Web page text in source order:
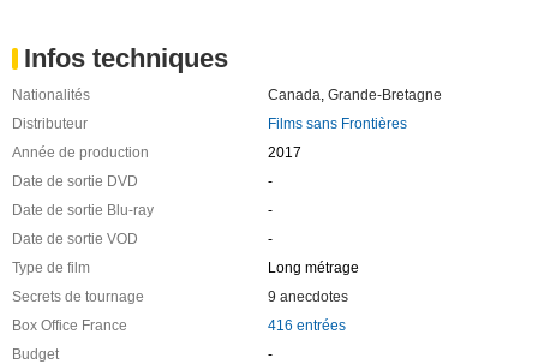
Infos techniques
Nationalités Canada Grande-Bretagne
Distributeur
Films sans Frontières
Année de production
2017
Date de sortie DVD
-
Date de sortie Blu-ray
-
Date de sortie VOD
-
Type de film
Long métrage
Secrets de tournage
9 anecdotes
Box Office France
416 entrées
Budget
-